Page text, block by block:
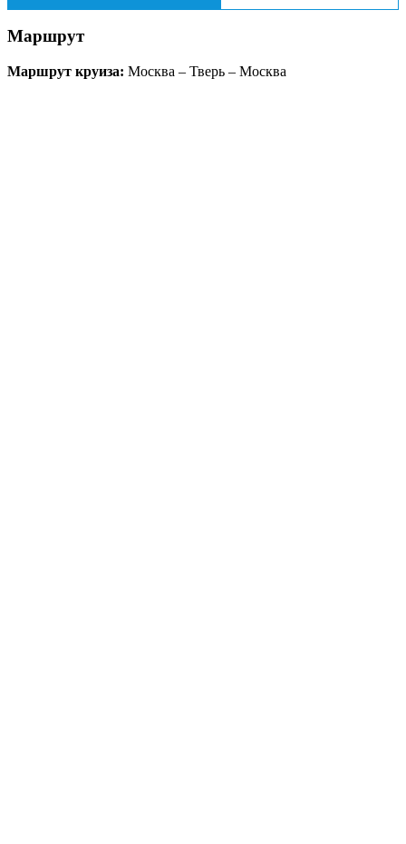
Маршрут
Маршрут круиза: Москва – Тверь – Москва